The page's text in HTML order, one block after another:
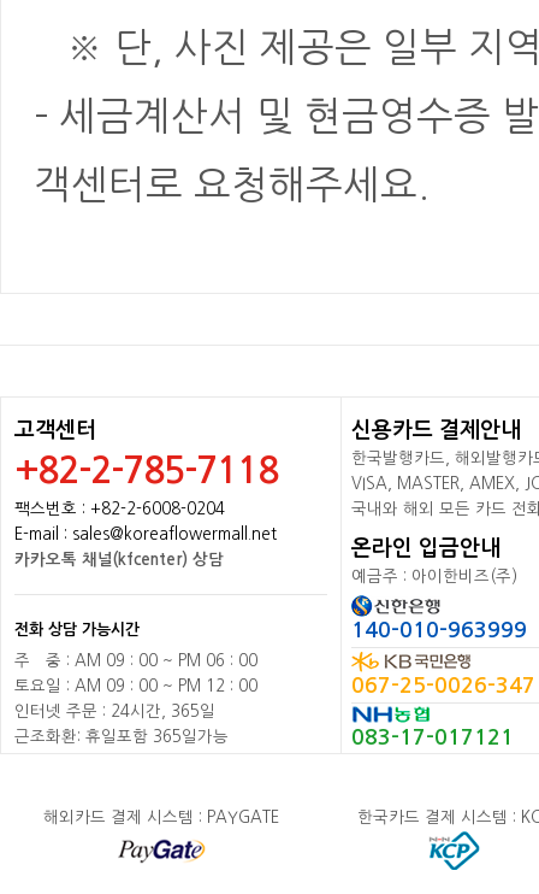
※ 단, 사진 제공은 일부 지
- 세금계산서 및 현금영수증
객센터로 요청해주세요.
고객센터
+82-2-785-7118
팩스번호 : +82-2-6008-0204
E-mail : sales@koreaflowermall.net
카카오톡 채널(kfcenter) 상담
전화 상담 가능시간
주
중 : AM 09 : 00 ~ PM 06 : 00
토요일 : AM 09 : 00 ~ PM 12 : 00
인터넷 주문 : 24시간, 365일
근조화환: 휴일포함 365일가능
신용카드 결제안내
한국발행카드, 해외발행
VISA, MASTER, AMEX,
국내와 해외 모든 카드 전
온라인 입금안내
예금주 : 아이한비즈(주)
140-010-963999
067-25-0026-347
083-17-017121
해외카드 결제 시스템 : PAYGATE 한국카드 결제 시스템 :